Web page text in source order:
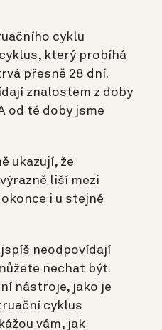
cyklu
který probíhá
přesně 28 dní.
znalostem z doby
od té doby jsme
ukazují, že
liší mezi
i u stejné
neodpovídají
nechat být.
nástroje, jako je
cyklus
vám, jak